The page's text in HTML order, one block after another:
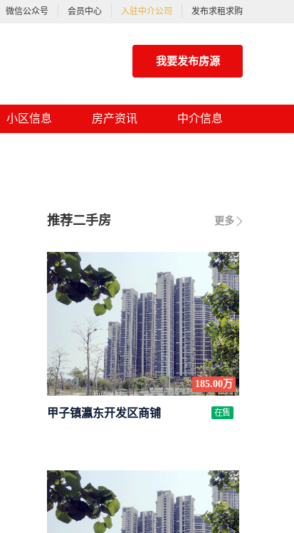
微信公众号 会员中心 入驻中介公司 发布求租求购
我要发布房源
小区信息 房产资讯 中介信息
更多
推荐二手房
185.00万
甲子镇瀛东开发区商铺 在售